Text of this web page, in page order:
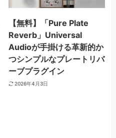
【無料】「Pure Plate
Reverb」Universal
Audioが手掛ける革新的か
つシンプルなプレートリバ
ーブプラグイン
2026年4月3日